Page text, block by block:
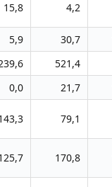
15,8 4,2
5,9 30,7
521,4
0,0
21,7
79,1
170,8